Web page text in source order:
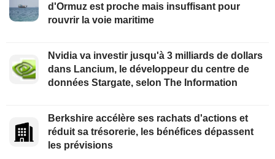
d'Ormuz est proche mais insuffisant pour
rouvrir la voie maritime
Nvidia va investir jusqu'à 3 milliards de dollars
dans Lancium, le développeur du centre de
données Stargate, selon The Information
Berkshire accélère ses rachats d'actions et
réduit sa trésorerie, les bénéfices dépassent
les prévisions